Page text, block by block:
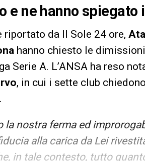
e ne hanno spiegato
riportato da Il Sole 24 ore,
hanno chiesto le
Serie A. L’ANSA ha reso
, in cui i sette club
la nostra ferma ed
alla carica da Lei
in tale contesto, tutto